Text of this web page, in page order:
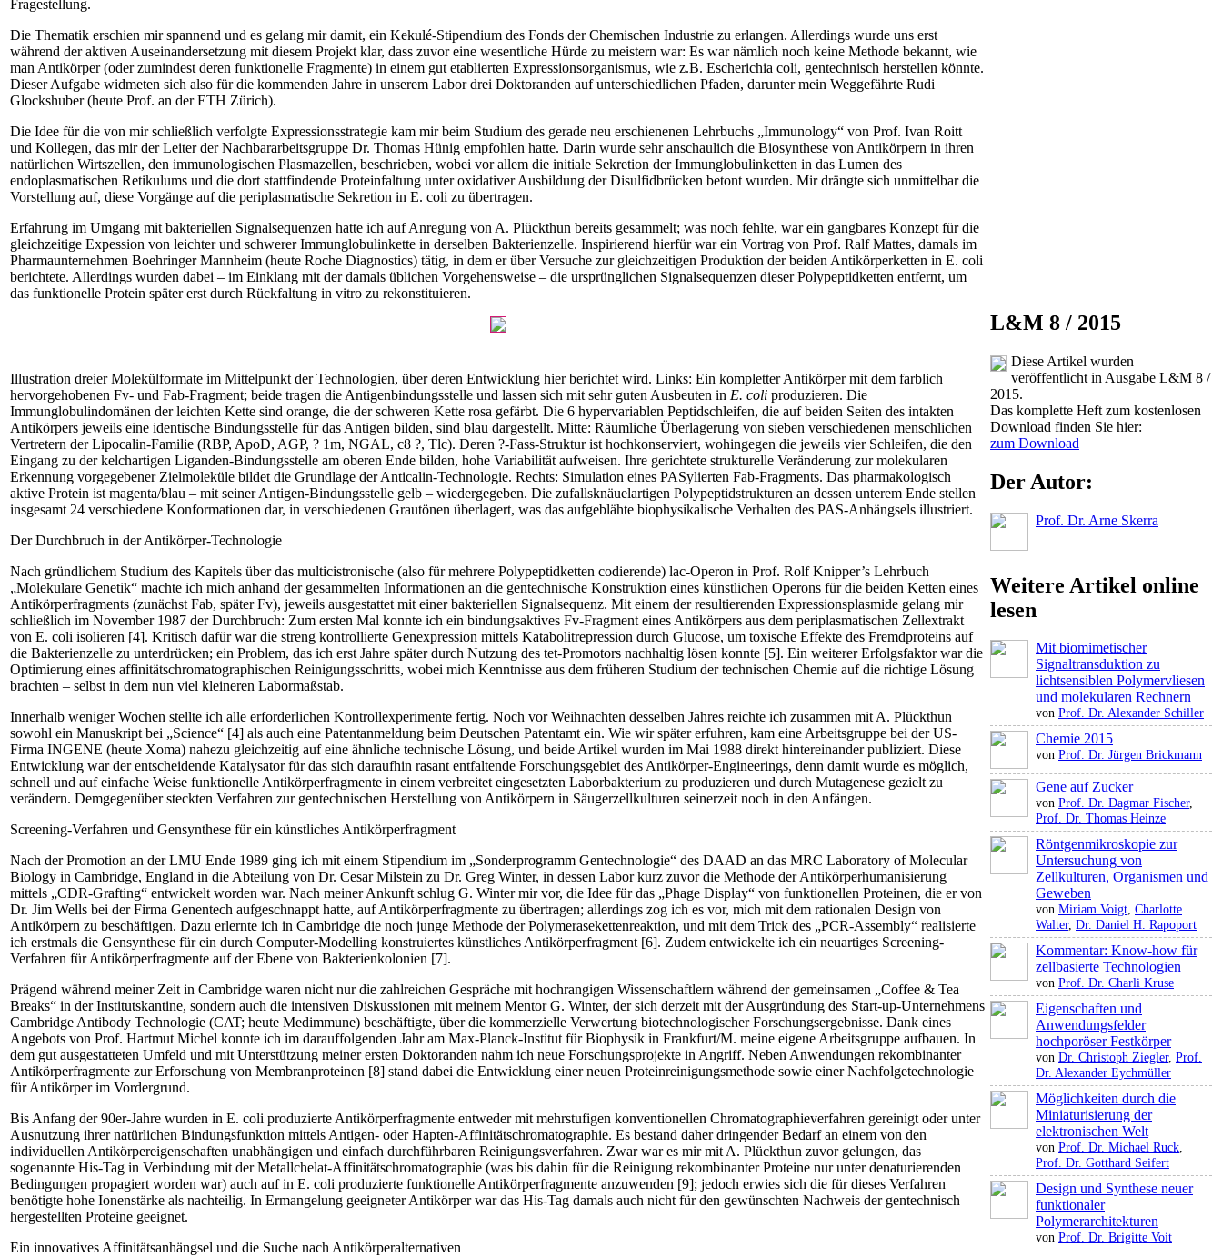
Frage­stellung.
Die Thematik erschien mir spannend und es gelang mir damit, ein ­Kekulé-Stipendium des Fonds der Chemischen Industrie zu erlangen. ­Allerdings wurde uns erst
während der aktiven Auseinandersetzung mit diesem Projekt klar, dass zuvor eine wesentliche Hürde zu meistern war: Es war nämlich noch keine Methode bekannt, wie
man Antikörper (oder ­zumindest deren funktionelle Fragmente) in einem gut etablierten Express­ionsorganismus, wie z.B. Escherichia coli, gentechnisch herstellen könnte.
Dieser Aufgabe widmeten sich also für die kommenden Jahre in unserem Labor drei Doktoranden auf unterschiedlichen Pfaden, darunter mein Weggefährte Rudi
Glockshuber (heute Prof. an der ETH Zürich).
Die Idee für die von mir schließlich verfolgte Expressionsstrategie kam mir beim Studium des gerade neu erschienenen Lehrbuchs „Immuno­logy“ von Prof. Ivan Roitt
und Kollegen, das mir der Leiter der Nachbararbeitsgruppe Dr. Thomas Hünig empfohlen hatte. Darin wurde sehr anschaulich die Biosynthese von Antikörpern in ihren
natürlichen Wirtszellen, den immunologischen Plasmazellen, beschrieben, wobei vor allem die initiale Sekretion der Immunglobulinketten in das Lumen des
endoplasmatischen ­Retikulums und die dort stattfindende Proteinfaltung unter oxidativer Ausbildung der Disulfid­­brücken betont wurden. Mir drängte sich unmittelbar die
Vorstellung auf, diese Vorgänge auf die periplasmatische Sekretion in E. coli zu übertragen.
Erfahrung im Umgang mit bakteriellen Sig­nalsequenzen hatte ich auf Anregung von A. Plückthun bereits gesammelt; was noch fehlte, war ein gangbares Konzept für die
gleichzeitige Expession von leichter und schwerer Immunglobulinkette in derselben Bakterienzelle. Inspirierend hierfür war ein Vortrag von Prof. Ralf Mattes, damals im
Pharmaunternehmen Boehringer Mannheim (heute Roche Diagnostics) tätig, in dem er über Versuche zur gleichzeitigen Produktion der beiden Antikörperketten in E. coli
berichtete. ­Allerdings wurden dabei – im Einklang mit der damals üblichen Vorgehensweise – die ursprünglichen Signal­sequenzen dieser Polypeptid­ketten entfernt, um
das funktionelle Protein später erst durch Rückfaltung in vitro zu rekonstituieren.
Illustration dreier Molekülformate im Mittelpunkt der Technologien, über deren Entwicklung hier berichtet wird. Links: Ein kompletter Antikörper mit dem farblich
hervorgehobenen Fv- und Fab-Fragment; beide tragen die Antigenbindungsstelle und lassen sich mit sehr guten Ausbeuten in E. coli produzieren. Die
Immunglobulindomänen der leichten Kette sind orange, die der schweren Kette rosa gefärbt. Die 6 hypervariablen Peptidschleifen, die auf beiden Seiten des intakten
Antikörpers jeweils eine identische Bindungsstelle für das Antigen bilden, sind blau dargestellt. Mitte: Räumliche Überlagerung von sieben verschiedenen menschlichen
Vertretern der Lipocalin-Familie (RBP, ApoD, AGP, ? 1m, NGAL, c8 ?, Tlc). Deren ?-Fass-Struktur ist hochkonserviert, wohingegen die jeweils vier Schleifen, die den
Eingang zu der kelchartigen Liganden-Bindungsstelle am oberen Ende bilden, hohe Variabilität aufweisen. Ihre gerichtete strukturelle Veränderung zur molekularen
Erkennung vorgegebener Zielmoleküle bildet die Grundlage der Anticalin-Technologie. Rechts: Simulation eines PASylierten Fab-Fragments. Das pharmakologisch
aktive Protein ist magenta/blau – mit seiner Antigen-Bindungsstelle gelb – wiedergegeben. Die zufallsknäuelartigen Polypeptidstrukturen an dessen unterem Ende stellen
insgesamt 24 verschiedene Konformationen dar, in verschiedenen Grau­tönen überlagert, was das aufgeblähte biophysikalische Verhalten des PAS-Anhängsels illustriert.
Der Durchbruch in der Antikörper-Technologie
Nach gründlichem Studium des Kapitels über das multicistronische (also für mehrere Polypeptidketten codierende) lac-Operon in Prof. Rolf Knipper’s Lehrbuch
„Molekulare Genetik“ machte ich mich anhand der gesammelten Informa­tionen an die gentechnische Konstruktion eines künstlichen Operons für die beiden Ketten eines
Antikörperfragments (zunächst Fab, später Fv), jeweils ausgestattet mit einer bakteriellen Signalsequenz. Mit einem der resultierenden ­Expressionsplasmide gelang mir
schließlich im November 1987 der Durchbruch: Zum ersten Mal konnte ich ein bindungsaktives Fv-Fragment eines ­Antikörpers aus dem periplasmatischen Zellextrakt
von E. coli isolieren [4]. ­Kritisch dafür war die streng kontrollierte Genexpression mittels Katabolitrepression durch Glucose, um toxische Effekte des Fremdproteins auf
die Bakterienzelle zu unterdrücken; ein ­Problem, das ich erst Jahre später durch Nutzung des tet-Promotors nachhaltig lösen konnte [5]. Ein weiterer Erfolgsfaktor war die
Optimierung eines affinitätschromatographischen Reinigungsschritts, wobei mich Kenntnisse aus dem früheren Studium der technischen Chemie auf die richtige Lösung
brachten – selbst in dem nun viel kleineren Labormaßstab.
Innerhalb weniger Wochen stellte ich alle erforderlichen Kontroll­experimente fertig. Noch vor Weihnachten desselben Jahres reichte ich zusammen mit A. Plückthun
sowohl ein Manuskript bei „Science“ [4] als auch eine Patentanmeldung beim Deutschen Patentamt ein. Wie wir ­später ­erfuhren, kam eine Arbeitsgruppe bei der US-
Firma INGENE (heute Xoma) nahezu gleichzeitig auf eine ähnliche technische Lösung, und ­beide Artikel wurden im Mai 1988 direkt hintereinander publiziert. Diese
Entwicklung war der entscheidende Katalysator für das sich daraufhin rasant entfaltende Forschungsgebiet des Antikörper-Engineerings, denn damit wurde es möglich,
schnell und auf einfache Weise funktionelle Antikörperfragmente in einem verbreitet eingesetzten Laborbakterium zu produzieren und durch ­Mutagenese gezielt zu
verändern. Demgegenüber steckten Verfahren zur gentechnischen Herstellung von Antikörpern in Säugerzellkulturen seinerzeit noch in den Anfängen.
Screening-Verfahren und Gensynthese für ein künstliches Antikörperfragment
Nach der Promotion an der LMU Ende 1989 ging ich mit einem Stipendium im „Sonderprogramm Gentechnologie“ des DAAD an das MRC Laboratory of Molecular
Biology in Cambridge, England in die Abteilung von Dr. Cesar Milstein zu Dr. Greg Winter, in dessen Labor kurz zuvor die Methode der Antikörperhumanisierung
mittels „CDR-Grafting“ entwickelt worden war. Nach meiner Ankunft schlug G. Winter mir vor, die Idee für das „Phage Display“ von funktionellen Proteinen, die er von
Dr. Jim Wells bei der Firma Genentech aufgeschnappt hatte, auf Antikörperfragmente zu übertragen; allerdings zog ich es vor, mich mit dem rationalen Design von
Antikörpern zu beschäftigen. Dazu erlernte ich in Cambridge die noch junge Methode der Polymerasekettenreaktion, und mit dem Trick des „PCR-Assembly“ realisierte
ich erstmals die Gensynthese für ein durch Computer-Modelling konstruiertes künstliches Antikörperfragment [6]. Zudem entwickelte ich ein neuartiges Screening-
Verfahren für Antikörperfragmente auf der Ebene von Bakterienkolonien [7].
Prägend während meiner Zeit in Cambridge waren nicht nur die zahlreichen Gespräche mit hochrangigen Wissenschaftlern während der gemeinsamen „Coffee & Tea
Breaks“ in der Institutskantine, sondern auch die intensiven Diskussionen mit meinem Mentor G. Winter, der sich derzeit mit der Ausgründung des Start-up-Unternehmens
Cambridge Antibody Technologie (CAT; heute Medimmune) beschäftigte, über die kommerzielle Verwertung biotechnologischer Forschungsergebnisse. Dank eines
Angebots von Prof. Hartmut Michel konnte ich im darauffolgenden Jahr am Max-Planck-Institut für Biophysik in Frankfurt/M. meine eigene Arbeitsgruppe aufbauen. In
dem gut ausgestatteten Umfeld und mit Unterstützung meiner ersten Doktoranden nahm ich neue Forschungsprojekte in Angriff. Neben Anwendungen rekombinanter
Antikörperfragmente zur Erforschung von Membranproteinen [8] stand dabei die Entwicklung einer neuen Proteinreinigungsmethode sowie einer Nachfolgetechnologie
für Antikörper im Vordergrund.
Bis Anfang der 90er-Jahre wurden in E. coli produzierte Antikörperfragmente entweder mit mehrstufigen konventionellen Chromatographie­verfahren gereinigt oder unter
Ausnutzung ihrer natürlichen Bindungsfunktion mittels Antigen- oder Hapten-Affinitätschromatographie. Es bestand daher dringender Bedarf an einem von den
individuellen Anti­körpereigenschaften unabhängigen und einfach durchführbaren Reinigungsverfahren. Zwar war es mir mit A. Plückthun zuvor gelungen, das
sogenannte His-Tag in Verbindung mit der Metallchelat-Affinitätschromatographie (was bis dahin für die Reinigung rekombinanter Proteine nur unter denaturierenden
Bedingungen propagiert worden war) auch auf in E. coli produzierte funktionelle Antikörperfragmente anzuwenden [9]; jedoch erwies sich die für dieses Verfahren
benötigte hohe Ionenstärke als nachteilig. In Ermangelung geeigneter Antikörper war das His-Tag damals auch nicht für den gewünschten Nachweis der gentechnisch
hergestellten Proteine geeignet.
Ein innovatives Affinitätsanhängsel und die Suche nach Antikörperalternativen
L&M 8 / 2015
Diese Artikel wurden
veröffentlicht in Ausgabe L&M 8 /
2015.
Das komplette Heft zum kostenlosen
Download finden Sie hier:
zum Download
Der Autor:
Prof. Dr. Arne Skerra
Weitere Artikel online
lesen
Mit biomimetischer
Signaltransduktion zu
lichtsensiblen Polymervliesen
und molekularen Rechnern
von Prof. Dr. Alexander Schiller
Chemie 2015
von Prof. Dr. Jürgen Brickmann
Gene auf Zucker
von Prof. Dr. Dagmar Fischer,
Prof. Dr. Thomas Heinze
Röntgenmikroskopie zur
Untersuchung von
Zellkulturen, Organismen und
Geweben
von Miriam Voigt, Charlotte
Walter, Dr. Daniel H. Rapoport
Kommentar: Know-how für
zellbasierte Technologien
von Prof. Dr. Charli Kruse
Eigenschaften und
Anwendungsfelder
hochporöser Festkörper
von Dr. Christoph Ziegler, Prof.
Dr. Alexander Eychmüller
Möglichkeiten durch die
Miniaturisierung der
elektronischen Welt
von Prof. Dr. Michael Ruck,
Prof. Dr. Gotthard Seifert
Design und Synthese neuer
funktionaler
Polymerarchitekturen
von Prof. Dr. Brigitte Voit